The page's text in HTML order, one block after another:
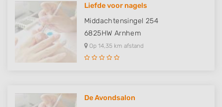
Liefde voor nagels
Middachtensingel 254
6825HW Arnhem
Op 14,35 km afstand
De Avondsalon